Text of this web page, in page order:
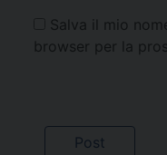
Salva il mio
browser per la